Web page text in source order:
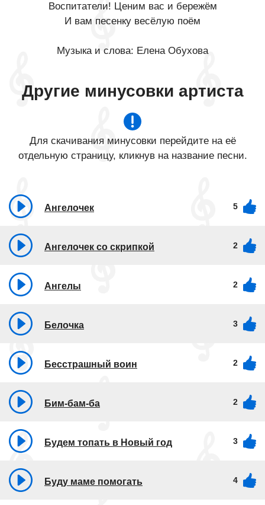
Воспитатели! Ценим вас и бережём
И вам песенку весёлую поём
Музыка и слова: Елена Обухова
Другие минусовки артиста
Для скачивания минусовки перейдите на её
отдельную страницу, кликнув на название песни.
Ангелочек 5
Ангелочек со скрипкой 2
Ангелы 2
Белочка 3
Бесстрашный воин 2
Бим-бам-ба 2
Будем топать в Новый год 3
Буду маме помогать 4